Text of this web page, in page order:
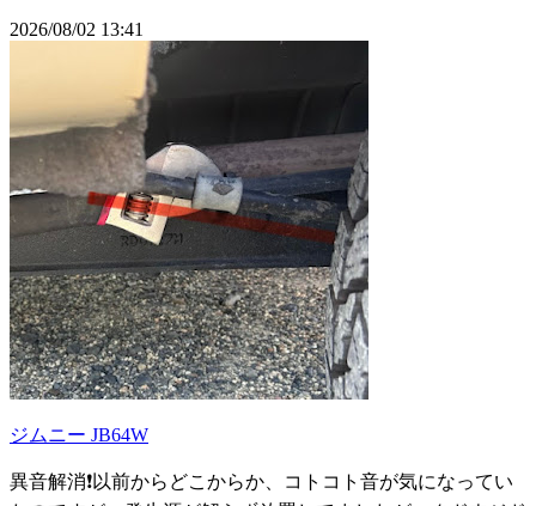
2026/08/02 13:41
ジムニー JB64W
異音解消❗以前からどこからか、コトコト音が気になってい